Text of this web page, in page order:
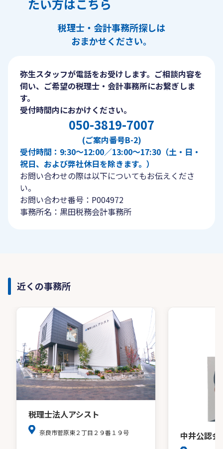
たい方はこちら
税理士・会計事務所探しは
おまかせください。
弥生スタッフが電話をお受けします。ご相談内容を
伺い、ご希望の税理士・会計事務所にお繋ぎしま
す。
受付時間内におかけください。
050-3819-7007
(ご案内番号B-2)
受付時間：9:30〜12:00／13:00〜17:30（土・日・
祝日、および弊社休日を除きます。）
お問い合わせの際は以下についてもお伝えくださ
い。
お問い合わせ番号：P004972
事務所名：黒田税務会計事務所
近くの事務所
税理士法人アシスト
奈良市菅原東２丁目２９番１９号 中井公認